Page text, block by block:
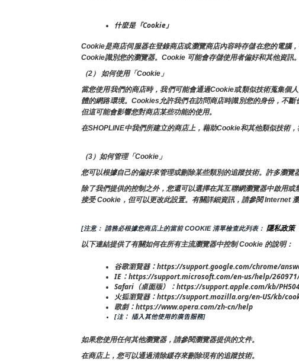
什麼是「Cookie」
Cookie是商店伺服器在登錄商店或瀏覽商店內容時存儲在您的電腦
Cookie識別您的瀏覽器。Cookie 可能會存儲使用者偏好和其他資訊。
（2） 如何使用「Cookie」
當您使用我們的商店時，我們可能會通過Cookie或類似技術蒐集個
體的網路環境。Cookies允許我們在訪問商店時識別您的身份，不
但這可能會影響您對商店某些功能的使用。
在SHOPLINE中我們所建立的商店上，藉助Cookie和其他類似技術
（3）如何管理「Cookie」
您可以根據自己的偏好來管理或刪除某些類別的追蹤技術。許多瀏覽
除了我們提供的控制之外，您還可以選擇在其互聯網瀏覽器中啟用
接受 Cookie，但可以更改此設置。有關詳細資訊，請參閱 Internet
[注意： 請務必根據您商店上的當前 COOKIE 清單檢查此列表： 隱私政策
以下連結提供了有關如何在所有主流瀏覽器中控制 Cookie 的說明：
谷歌瀏覽器：https://support.google.com/chrome/
IE：https://support.microsoft.com/en-us/help/
Safari（桌面版）：https://support.apple.com/kb/
火狐瀏覽器：https://support.mozilla.org/en-US/kb/
歌劇：https://www.opera.com/zh-cn/help
[注： 插入其他使用的廣告服務]
如果您使用任何其他瀏覽器，請參閱瀏覽器提供的文件。
在商店上，您可以通過清除緩存來刪除現有的追蹤技術。